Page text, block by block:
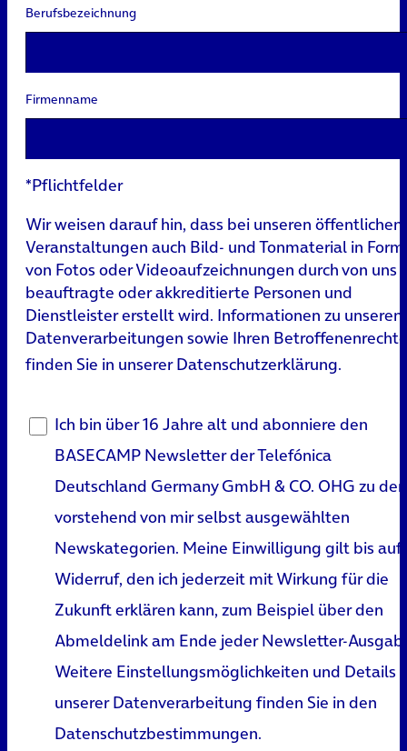
Berufsbezeichnung
Firmenname
*Pflichtfelder
Wir weisen darauf hin, dass bei unseren öffentlichen
Veranstaltungen auch Bild- und Tonmaterial in Form
von Fotos oder Videoaufzeichnungen durch von uns
beauftragte oder akkreditierte Personen und
Dienstleister erstellt wird. Informationen zu unseren
Datenverarbeitungen sowie Ihren
finden Sie in unsererDatenschutzerklärung.
Ich bin über 16 Jahre alt und abonniere den
BASECAMP Newsletter der Telefónica
Deutschland Germany GmbH & CO. OHG zu den
vorstehend von mir selbst ausgewählten
Newskategorien. Meine Einwilligung gilt bis auf
Widerruf, den ich jederzeit mit Wirkung für die
Zukunft erklären kann, zum Beispiel über den
Abmeldelink am Ende jeder Newsletter-
Weitere Einstellungsmöglichkeiten und Details
unserer Datenverarbeitung finden Sie in den
Datenschutzbestimmungen.